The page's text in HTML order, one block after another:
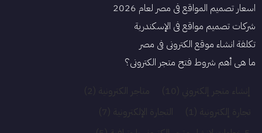
اسعار تصميم المواقع في مصر لعام 2026
شركات تصميم مواقع في الإسكندرية
تكلفة انشاء موقع الكتروني فى مصر
ما هي أهم شروط فتح متجر الكتروني؟
إنشاء متجر إلكتروني (10) متاجر الكترونية (2)
تجارة إلكترونية (1) التجارة الإلكترونية (7)